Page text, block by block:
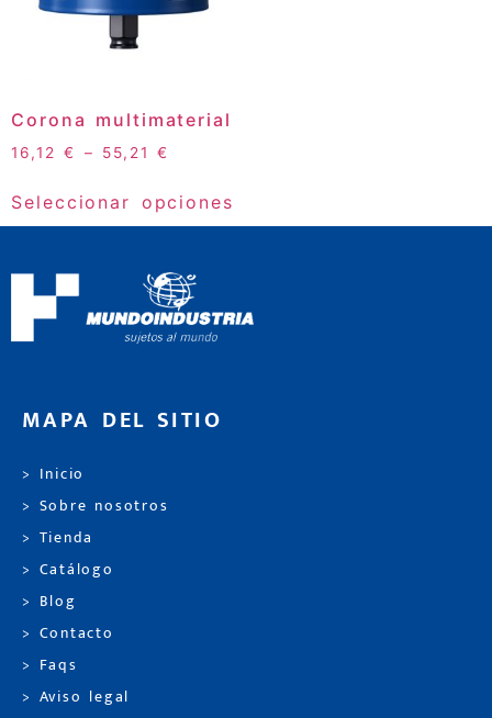
Corona multimaterial
16,12€ – 55,21€
Seleccionar opciones
MAPA DEL SITIO
> Inicio
> Sobre nosotros
> Tienda
> Catálogo
> Blog
> Contacto
> Faqs
> Aviso legal